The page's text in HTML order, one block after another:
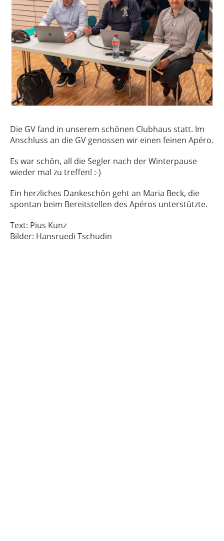
Die GV fand in unserem schönen Clubhaus statt. Im
Anschluss an die GV genossen wir einen feinen Apéro.
Es war schön, all die Segler nach der Winterpause
wieder mal zu treffen! :-)
Ein herzliches Dankeschön geht an Maria Beck, die
spontan beim Bereitstellen des Apéros unterstützte.
Text: Pius Kunz
Bilder: Hansruedi Tschudin